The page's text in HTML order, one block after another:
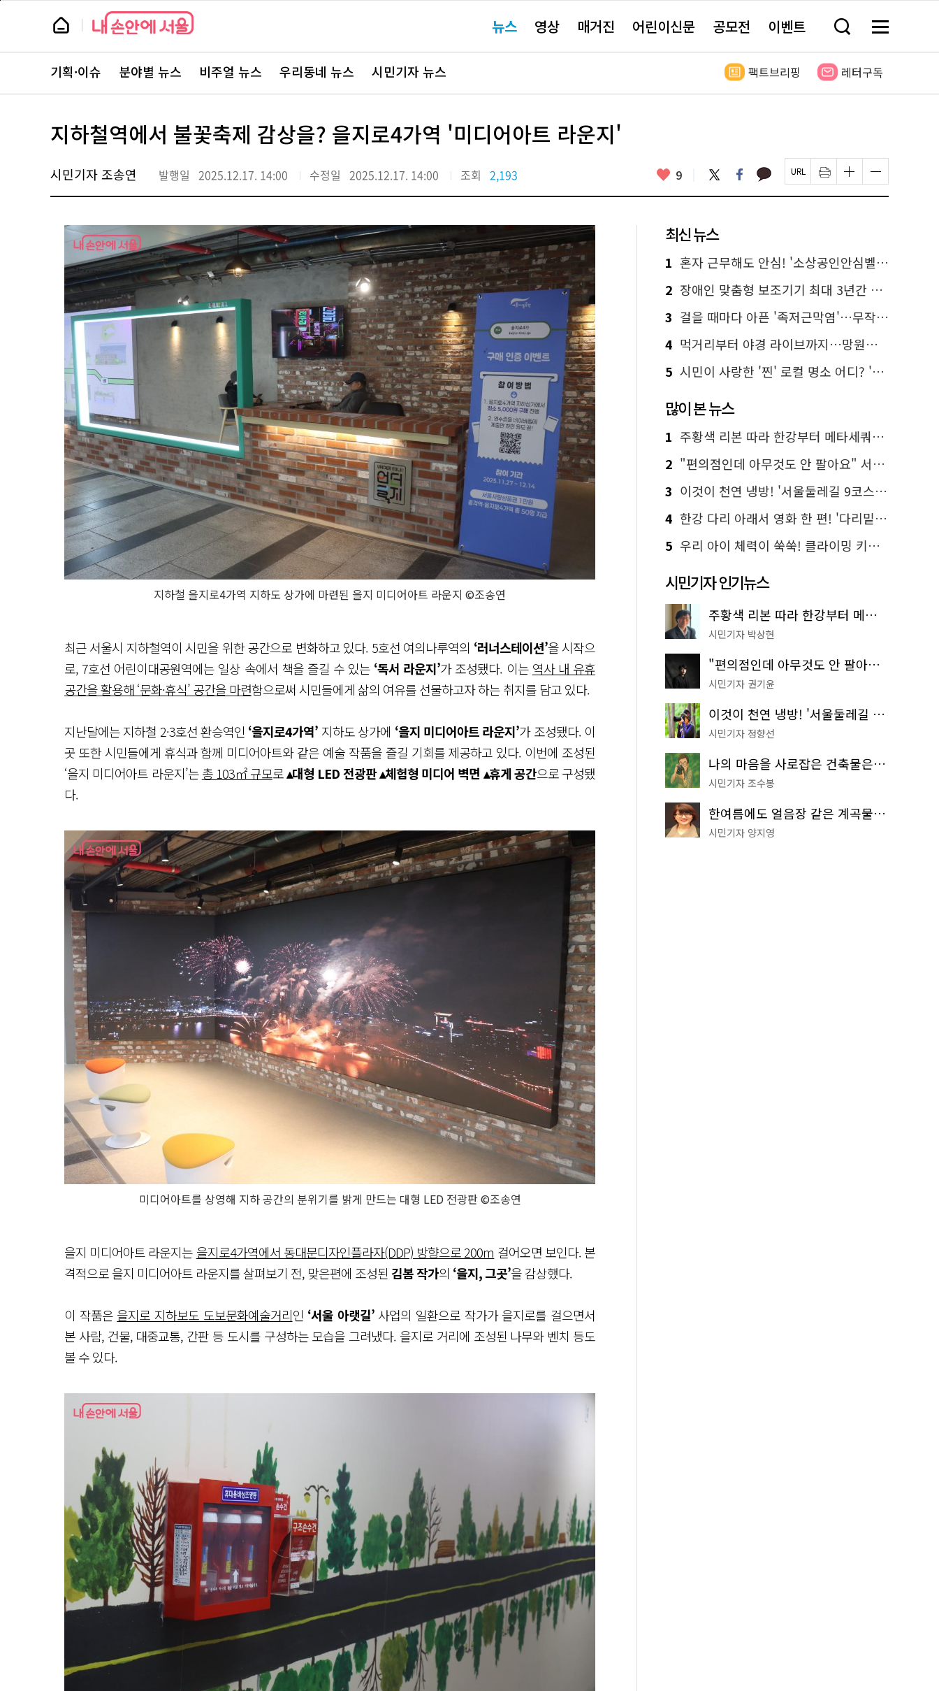
본
뉴
스 요뉴스 영상 매거진 어린이신문 공모전 이벤트 검
창
기
메
전
보
뉴
스
주
서
바
로
기획·이슈 분야별 뉴스 비주얼 뉴스 우리동네 뉴스 시민기자 뉴스 팩트브리핑 레터구독
지하철역에서 불꽃축제 감상을? 을지로4가역 '미디어아트 라운지'
시민기자 조송연 발행일 2025.12.17. 14:00 수정일 2025.12.17. 14:00 조회 2,193 좋
요
9 트
위
터
페
이
스
카
카 페
이
지
인
쇄
하
글
자
크
하
기
글
자
크
하
기
지하철 을지로4가역 지하도 상가에 마련된 을지 미디어아트 라운지 ©조송연
최근 서울시 지하철역이 시민을 위한 공간으로 변화하고 있다. 5호선 여의나루역의 ‘러너스테이션’을 시작으
로, 7호선 어린이대공원역에는 일상 속에서 책을 즐길 수 있는 ‘독서 라운지’가 조성됐다. 이는 역사 내 유휴
공간을 활용해 ‘문화·휴식’ 공간을 마련함으로써 시민들에게 삶의 여유를 선물하고자 하는 취지를 담고 있다.
지난달에는 지하철 2·3호선 환승역인 ‘을지로4가역’ 지하도 상가에 ‘을지 미디어아트 라운지’가 조성됐다. 이
곳 또한 시민들에게 휴식과 함께 미디어아트와 같은 예술 작품을 즐길 기회를 제공하고 있다. 이번에 조성된
‘을지 미디어아트 라운지’는총 103㎡ 규모로▴대형 LED 전광판 ▴체험형 미디어 벽면 ▴휴게 공간으로 구성됐
다.
미디어아트를 상영해 지하 공간의 분위기를 밝게 만드는 대형 LED 전광판 ©조송연
을지 미디어아트 라운지는 을지로4가역에서 동대문디자인플라자(DDP) 방향으로 200m 걸어오면 보인다. 본
격적으로 을지 미디어아트 라운지를 살펴보기 전, 맞은편에 조성된 김봄 작가의 ‘을지, 그곳’을 감상했다.
이 작품은 을지로 지하보도 도보문화예술거리인 ‘서울 아랫길’사업의 일환으로 작가가 을지로를 걸으면서
본 사람, 건물, 대중교통, 간판 등 도시를 구성하는 모습을 그려냈다. 을지로 거리에 조성된 나무와 벤치 등도
볼 수 있다.
최신 뉴스
1 혼자 근무해도 안심! '소상공인안심벨' 신청하세요
2 장애인 맞춤형 보조기기 최대 3년간 무상 대여…삶의 질 높인다
3 걸을 때마다 아픈 '족저근막염'…무작정 참지 말고 '이것' 해보세요!
4 먹거리부터 야경 라이브까지…망원한강공원 알짜 코스
5 시민이 사랑한 '찐' 로컬 명소 어디? '서울에디션25' 추천 코스
많이 본 뉴스
1 주황색 리본 따라 한강부터 메타세쿼이아 숲길까지…서울둘레길 15코스
2 "편의점인데 아무것도 안 팔아요" 서울에서 가장 특별한 편의점의 정체
3 이것이 천연 냉방! '서울둘레길 9코스'로 숲속 피서 떠나볼까
4 한강 다리 아래서 영화 한 편! '다리밑 영화관' 무료 상영
5 우리 아이 체력이 쑥쑥! 클라이밍 키즈카페·어린이 체력장
시민기자 인기뉴스
주황색 리본 따라 한강부터 메타세쿼이아 숲길까지…서울둘레길 15코스
시민기자 박상현
"편의점인데 아무것도 안 팔아요" 서울에서 가장 특별한 편의점의 정체
시민기자 권기윤
이것이 천연 냉방! '서울둘레길 9코스'로 숲속 피서 떠나볼까
시민기자 정향선
나의 마음을 사로잡은 건축물은? '서울시 건축상' 수상작 공개!
시민기자 조수봉
한여름에도 얼음장 같은 계곡물! 서울 '진관사 계곡'이 천국이네~
시민기자 양지영
페